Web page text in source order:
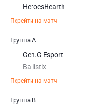
HeroesHearth
Перейти на матч
Gen.G Esport
Ballistix
Перейти на матч
Группа A
Группа B